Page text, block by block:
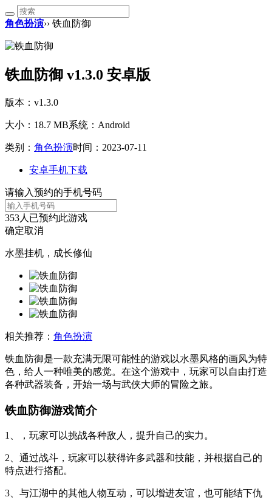
角色扮演›› 铁血防御
铁血防御 v1.3.0 安卓版
版本：v1.3.0
大小：18.7 MB系统：Android
类别： 角色扮演时间：2023-07-11
安卓手机下载
请输入预约的手机号码
353人已预约此游戏
确定取消
水墨挂机，成长修仙
相关推荐： 角色扮演
铁血防御是一款充满无限可能性的游戏以水墨风格的画风为特
色，给人一种唯美的感觉。在这个游戏中，玩家可以自由打造
各种武器装备，开始一场与武侠大师的冒险之旅。
铁血防御游戏简介
1、，玩家可以挑战各种敌人，提升自己的实力。
2、通过战斗，玩家可以获得许多武器和技能，并根据自己的
特点进行搭配。
3、与江湖中的其他人物互动，可以增进友谊，也可能结下仇